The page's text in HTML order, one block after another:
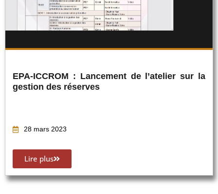
EPA-ICCROM : Lancement de l’atelier sur la
gestion des réserves
28 mars 2023
Lire plus